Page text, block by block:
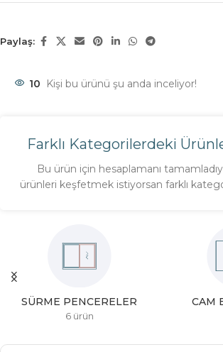
Paylaş:
10 Kişi bu ürünü şu anda inceliyor!
Farklı Kategorilerdeki
Bu ürün için hesaplamanı
ürünleri keşfetmek istiyorsan farklı
SÜRME PENCERELER
6 ürün
CAM